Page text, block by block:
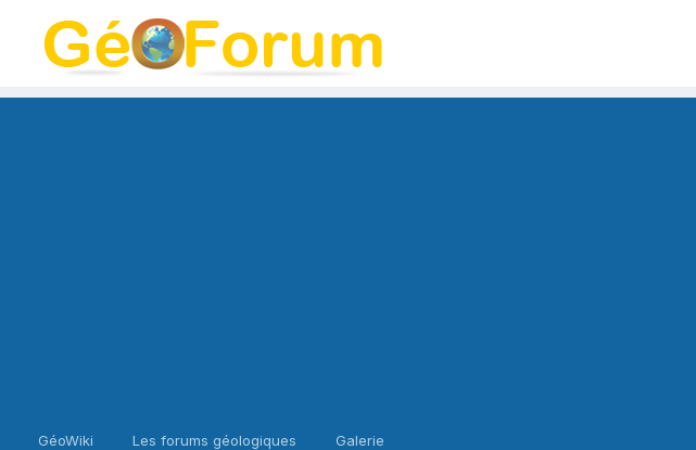
GéoWiki Les forums géologiques Galerie